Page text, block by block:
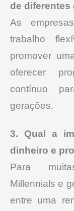
de diferentes
As
trabalho
promover
oferecer
contínuo
gerações.
3. Qual a
dinheiro e
Para
Millennials e
entre uma